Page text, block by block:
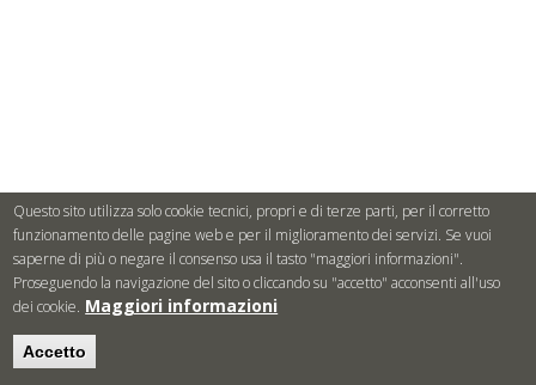
Questo sito utilizza solo cookie tecnici, propri e di terze parti, per il corretto
funzionamento delle pagine web e per il miglioramento dei servizi. Se vuoi
saperne di più o negare il consenso usa il tasto "maggiori informazioni".
Proseguendo la navigazione del sito o cliccando su "accetto" acconsenti all'uso
dei cookie. Maggiori informazioni
Accetto